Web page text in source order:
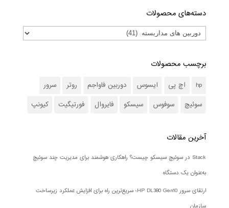
دسته‌های محصولات
برچسب محصولات
hp اچ پی ایسوس دوربین فاواجم روتر
سرور
سوئیچ
سوفوس سیسکو فایروال فورتیگیت کیونپ
آخرین مقالات
Stack در سوئیچ سیسکو چیست؟ راهکاری هوشمند برای مدیریت چند سوئیچ
به‌عنوان یک دستگاه
ارتقای سرور HP DL380 Gen10؛ سریع‌ترین راه برای افزایش عملکرد زیرساخت